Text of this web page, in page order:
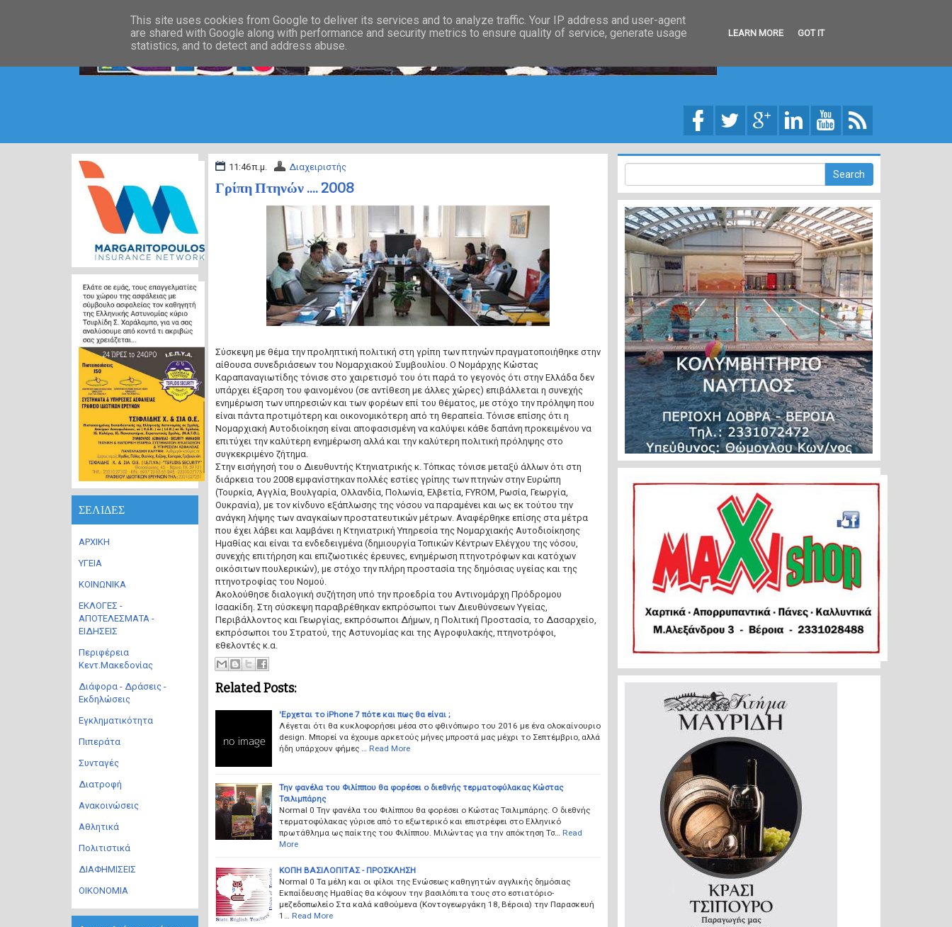
11:46 π.μ. Διαχειριστής
Γρίπη Πτηνών .... 2008
Σύσκεψη με θέμα την προληπτική πολιτική στη γρίπη των πτηνών πραγματοποιήθηκε στην
αίθουσα συνεδριάσεων του Νομαρχιακού Συμβουλίου. Ο Νομάρχης Κώστας
Καραπαναγιωτίδης τόνισε στο χαιρετισμό του ότι παρά το γεγονός ότι στην Ελλάδα δεν
υπάρχει έξαρση του φαινομένου (σε αντίθεση με άλλες χώρες) επιβάλλεται η συνεχής
ενημέρωση των υπηρεσιών και των φορέων επί του θέματος, με στόχο την πρόληψη που
είναι πάντα προτιμότερη και οικονομικότερη από τη θεραπεία. Τόνισε επίσης ότι η
Νομαρχιακή Αυτοδιοίκηση είναι αποφασισμένη να καλύψει κάθε δαπάνη προκειμένου να
επιτύχει την καλύτερη ενημέρωση αλλά και την καλύτερη πολιτική πρόληψης στο
συγκεκριμένο ζήτημα.
Στην εισήγησή του ο Διευθυντής Κτηνιατρικής κ. Τόπκας τόνισε μεταξύ άλλων ότι στη
διάρκεια του 2008 εμφανίστηκαν πολλές εστίες γρίπης των πτηνών στην Ευρώπη
(Τουρκία, Αγγλία, Βουλγαρία, Ολλανδία, Πολωνία, Ελβετία, FYROM, Ρωσία, Γεωργία,
Ουκρανία), με τον κίνδυνο εξάπλωσης της νόσου να παραμένει και ως εκ τούτου την
ανάγκη λήψης των αναγκαίων προστατευτικών μέτρων. Αναφέρθηκε επίσης στα μέτρα
που έχει λάβει και λαμβάνει η Κτηνιατρική Υπηρεσία της Νομαρχιακής Αυτοδιοίκησης
Ημαθίας και είναι τα ενδεδειγμένα (δημιουργία Τοπικών Κέντρων Ελέγχου της νόσου,
συνεχής επιτήρηση και επιζωοτικές έρευνες, ενημέρωση πτηνοτρόφων και κατόχων
οικόσιτων πουλερικών), με στόχο την πλήρη προστασία της δημόσιας υγείας και της
πτηνοτροφίας του Νομού.
Ακολούθησε διαλογική συζήτηση υπό την προεδρία του Αντινομάρχη Πρόδρομου
Ισαακίδη. Στη σύσκεψη παραβρέθηκαν εκπρόσωποι των Διευθύνσεων Υγείας,
Περιβάλλοντος και Γεωργίας, εκπρόσωποι Δήμων, η Πολιτική Προστασία, το Δασαρχείο,
εκπρόσωποι του Στρατού, της Αστυνομίας και της Αγροφυλακής, πτηνοτρόφοι,
εθελοντές κ.α.
Related Posts:
'Eρχεται το iPhone 7 πότε και πως θα είναι ;
Λέγεται ότι θα κυκλοφορήσει μέσα στο φθινόπωρο του 2016 με ένα ολοκαίνουριο
design. Μπορεί να έχουμε αρκετούς μήνες μπροστά μας μέχρι το Σεπτέμβριο, αλλά
ήδη υπάρχουν φήμες …
Read More
Την φανέλα του Φιλίππου θα φορέσει ο διεθνής τερματοφύλακας Κώστας
Τσιλιμπάρης
Normal 0 Την φανέλα του Φιλίππου θα φορέσει ο Κώστας Τσιλιμπάρης. Ο διεθνής
τερματοφύλακας γύρισε από το εξωτερικό και επιστρέφει στο Ελληνικό
πρωτάθλημα ως παίκτης του Φιλίππου. Μιλώντας για την απόκτηση Τσ…
Read
More
ΚΟΠΗ ΒΑΣΙΛΟΠΙΤΑΣ - ΠΡΟΣΚΛΗΣΗ
Normal 0 Τα μέλη και οι φίλοι της Ενώσεως καθηγητών αγγλικής δημόσιας
Εκπαίδευσης Ημαθίας θα κόψουν την βασιλόπιτα τους στο εστιατόριο-
μεζεδοπωλείο Στα καλά καθούμενα (Κοντογεωργάκη 18, Βέροια) την Παρασκευή
1…
Read More
ΣΕΛΙΔΕΣ
ΑΡΧΙΚΗ
ΥΓΕΙΑ
ΚΟΙΝΩΝΙΚΑ
ΕΚΛΟΓΕΣ -
ΑΠΟΤΕΛΕΣΜΑΤΑ -
ΕΙΔΗΣΕΙΣ
Περιφέρεια
Κεντ.Μακεδονίας
Διάφορα - Δράσεις -
Εκδηλώσεις
Εγκληματικότητα
Πιπεράτα
Συνταγές
Διατροφή
Ανακοινώσεις
Αθλητικά
Πολιτιστικά
ΔΙΑΦΗΜΙΣΕΙΣ
ΟΙΚΟΝΟΜΙΑ
This site uses cookies from Google to deliver its services and to analyze traffic. Your IP address and user-agent
are shared with Google along with performance and security metrics to ensure quality of service, generate usage
statistics, and to detect and address abuse.
LEARN MORE GOT IT